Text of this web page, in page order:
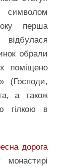
перша
обрали
поміщено
(Господи,
а також
гілкою в
дорога